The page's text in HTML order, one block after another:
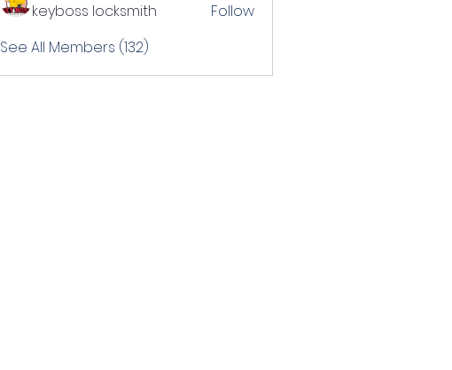
keyboss locksmith
Follow
See All Members (132)